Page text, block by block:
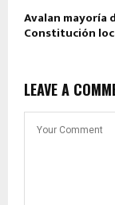
Avalan mayoría
Constitución
LEAVE A